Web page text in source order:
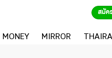
สมัค
MONEY MIRROR